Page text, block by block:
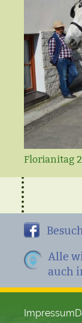
Florianitag
Alle
auch
Impressum